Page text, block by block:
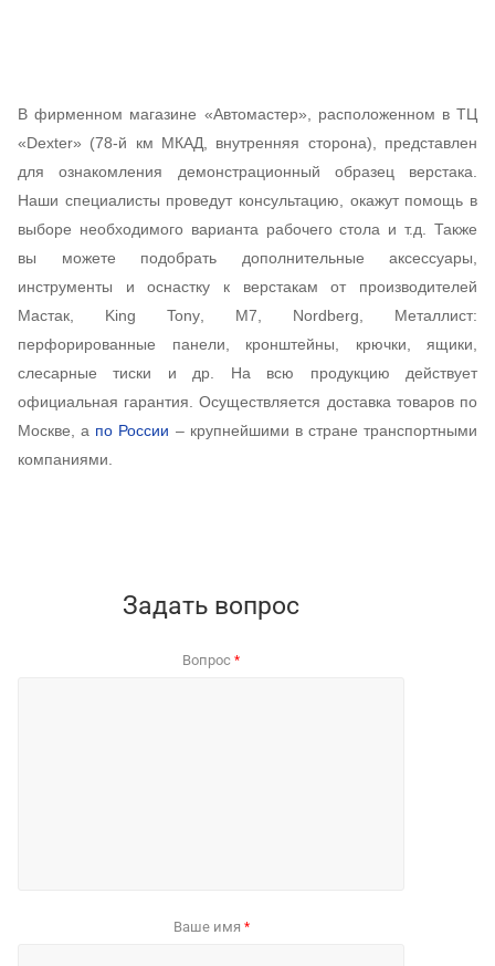
В фирменном магазине «Автомастер», расположенном в ТЦ
«Dexter» (78-й км МКАД, внутренняя сторона), представлен
для ознакомления демонстрационный образец верстака.
Наши специалисты проведут консультацию, окажут помощь в
выборе необходимого варианта рабочего стола и т.д. Также
вы можете подобрать дополнительные аксессуары,
инструменты и оснастку к верстакам от производителей
Мастак, King Tony M7, Nordberg , Металлист:
перфорированные панели, кронштейны, крючки, ящики,
слесарные тиски и др. На всю продукцию действует
официальная гарантия. Осуществляется доставка товаров по
Москве, а по России – крупнейшими в стране транспортными
компаниями.
Задать вопрос
Вопрос *
Ваше имя *